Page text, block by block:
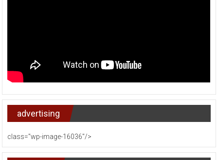
advertising
class="wp-image-16036"/>